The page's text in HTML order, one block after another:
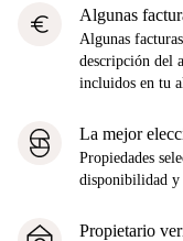
euro Algunas
Algunas
descripción del
incluidos en tu
La mejor
Propiedades
disponibilidad y
Propietario